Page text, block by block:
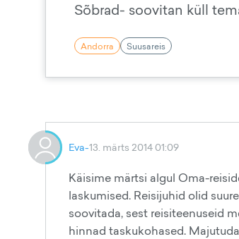
Sõbrad- soovitan küll
Andorra Suusareis
Eva-13. märts 2014 01:09
Käisime märtsi algul Oma-
laskumised. Reisijuhid olid
soovitada, sest reisiteenuseid
hinnad taskukohased.